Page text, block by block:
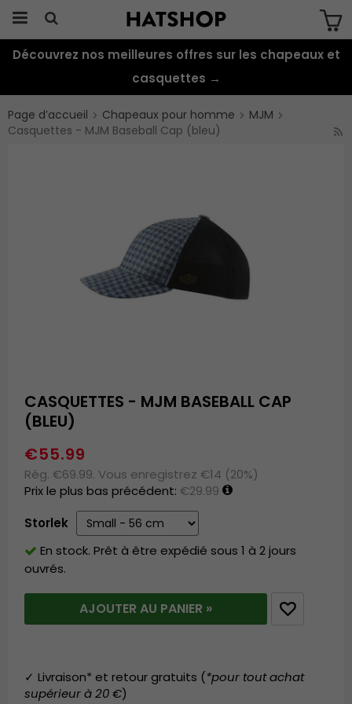
Découvrez nos meilleures offres sur les chapeaux et
casquettes →
Page d’accueil Chapeaux pour homme
MJM
Casquettes - MJM Baseball Cap (bleu)
CASQUETTES - MJM BASEBALL CAP
(BLEU)
€55.99
Rég. €69.99. Vous enregistrez €14 (20%)
Prix le plus bas précédent: €29.99
Storlek
En stock. Prêt à être expédié sous 1 à 2 jours
ouvrés.
AJOUTER AU PANIER »
✓ Livraison* et retour gratuits (*pour tout achat
supérieur à 20 €)